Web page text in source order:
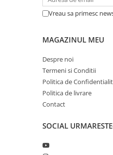
Vreau sa primesc
MAGAZINUL MEU
Despre noi
Termeni si Conditii
Politica de
Politica de livrare
Contact
SOCIAL